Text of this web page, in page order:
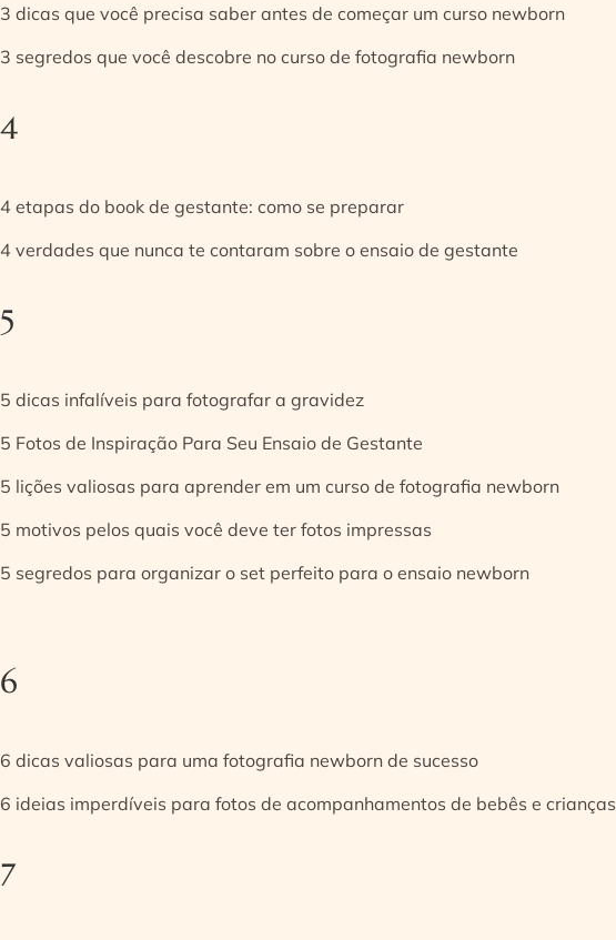
3 dicas que você precisa saber antes de começar um curso newborn
3 segredos que você descobre no curso de fotografia newborn
4
4 etapas do book de gestante: como se preparar
4 verdades que nunca te contaram sobre o ensaio de gestante
5
5 dicas infalíveis para fotografar a gravidez
5 Fotos de Inspiração Para Seu Ensaio de Gestante
5 lições valiosas para aprender em um curso de fotografia newborn
5 motivos pelos quais você deve ter fotos impressas
5 segredos para organizar o set perfeito para o ensaio newborn
6
6 dicas valiosas para uma fotografia newborn de sucesso
6 ideias imperdíveis para fotos de acompanhamentos de bebês e crianças
7